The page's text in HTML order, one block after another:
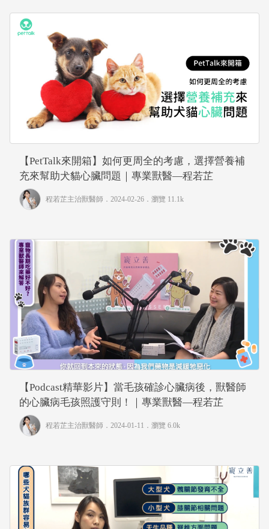
【PetTalk來開箱】如何更周全的考慮，選擇營養補
充來幫助犬貓心臟問題｜專業獸醫—程若芷
程若芷主治獸醫師 ．2024-02-26． 瀏覽 11.1k
【Podcast精華影片】當毛孩確診心臟病後，獸醫師
的心臟病毛孩照護守則！｜專業獸醫—程若芷
程若芷主治獸醫師 ．2024-01-11． 瀏覽 6.0k